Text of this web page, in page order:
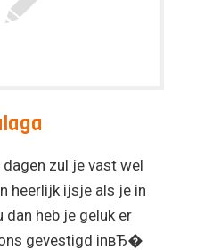
zul je vast wel
heerlijk ijsje als je in
dan heb je geluk er
gevestigd inвЂ�